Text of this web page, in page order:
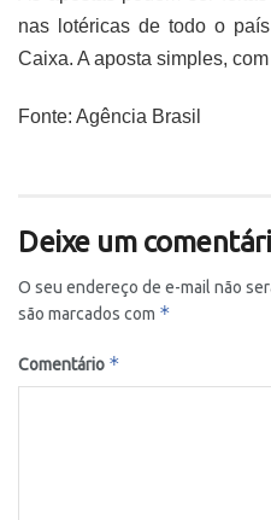
nas lotéricas de todo o
Caixa. A aposta simples,
Fonte: Agência Brasil
Deixe um
O seu endereço de e-mail não
são marcados com *
Comentário *